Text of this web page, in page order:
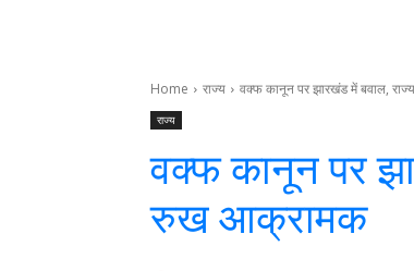
Home राज्य वक्फ कानून पर झारखंड में बवाल,
राज्य
वक्फ कानून पर
रुख आक्रामक